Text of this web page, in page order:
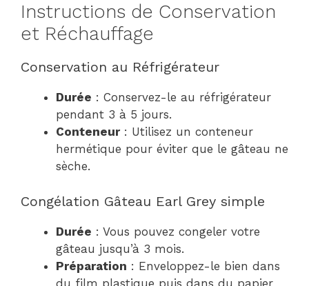
Instructions de Conservation
et Réchauffage
Conservation au Réfrigérateur
Durée : Conservez-le au réfrigérateur
pendant 3 à 5 jours.
Conteneur: Utilisez un conteneur
hermétique pour éviter que le gâteau ne
sèche.
Congélation Gâteau Earl Grey simple
Durée : Vous pouvez congeler votre
gâteau jusqu’à 3 mois.
Préparation : Enveloppez-le bien dans
du film plastique puis dans du papier